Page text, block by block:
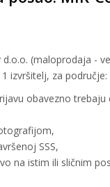
d.o.o. (maloprodaja -
1 izvršitelj, za područje:
obavezno
SSS,
na istim ili sličnim